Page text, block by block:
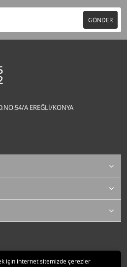
GÖNDER
A EREĞLİ/KONYA
için internet sitemizde çerezler